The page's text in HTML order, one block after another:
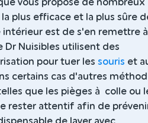
vous propose de nombreux
plus efficace et la plus sûre
intérieur est de s'en remettre
Dr Nuisibles utilisent des
pour tuer les souris et
certains cas d'autres
que les pièges à colle ou
rester attentif afin de